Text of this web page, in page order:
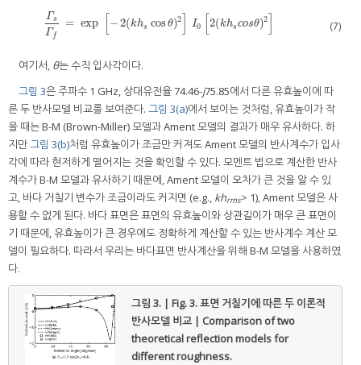
Γ s
Γf
= exp −2(khs cosθ)2 I0 2(khscosθ)2
Γs f=exp [− 2(khscosθ)2] [2( hscosθ)2] (7)
여기서, θ는 수직 입사각이다.
그림 3은 주파수 1 GHz, 상대유전율 74.46-j75.85에서 다른 유효높이에 따
른 두 반사모델 비교를 보여준다. 그림 3(a)에서 보이는 것처럼, 유효높이가 작
을 때는 B-M (Brown-Miller) 모델과 Ament 모델의 결과가 매우 유사하다. 하
지만그림 3(b)처럼 유효높이가 조금만 커져도 Ament 모델의 반사계수가 입사
각에 따라 현저하게 떨어지는 것을 확인할 수 있다. 모멘트 법으로 계산한 반사
계수가 B-M 모델과 유사하기 때문에, Ament 모델이 오차가 큰 것을 알 수 있
고, 바다 거칠기 변수가 조금이라도 커지면 (e.g., khrms> 1), Ament 모델은 사
용할 수 없게 된다. 바다 표면은 표면의 유효높이와 상관길이가 매우 큰 표면이
기 때문에, 유효높이가 큰 경우에도 정확하게 계산할 수 있는 반사계수 계산 모
델이 필요하다. 따라서 우리는 바다표면 반사계산을 위해 B-M 모델을 사용하였
다.
그림 3. | Fig. 3.표면 거칠기에 따른 두 이론적
반사모델 비교 | Comparison of two
theoretical reflection models for
different roughness.